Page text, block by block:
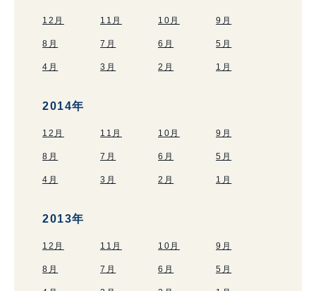
12月 11月 10月 9月
8月 7月 6月 5月
4月 3月 2月 1月
2014年
12月 11月 10月 9月
8月 7月 6月 5月
4月 3月 2月 1月
2013年
12月 11月 10月 9月
8月 7月 6月 5月